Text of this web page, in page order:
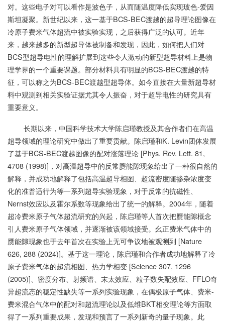
对。这些电子对可以看作是波色子，从而随温度降低实现玻色-爱因
斯坦凝聚。新世纪以来，这一基于BCS-BEC渡越的超导理论图像在
冷原子费米气体超流中被实验实现，之后获得广泛的认可。近年
来，越来越多的新型超导体被制备和发现，因此，如何把人们对
BCS型超导电性的理解扩展到这些令人激动的新型超导材料上是物
理学界的一个重要课题。部分材料具有明显的BCS-BEC渡越的特
征，可以称之为BCS-BEC渡越型超导体。如今直接在大量新超导材
料中观测到相关实验证据尤其令人振奋，对于超导电性的研究具有
重要意义。
长期以来，中国科学技术大学陈启瑾教授及其合作者们在高温
超导领域的理论研究中做出了重要贡献。陈启瑾和K. Levin团体发展
了基于BCS-BEC渡越图像的配对涨落理论 [Phys. Rev. Lett. 81,
4708 (1998)]，对高温超导中的反常赝能隙现象给出了一种很自然的
解释，并成功地解释了包括高温超导相图、超流密度随掺杂浓度变
化的准普适行为等一系列超导实验现象，对于反常的抗磁性、
Nernst效应以及霍尔系数等现象给出了统一的解释。2004年，随着
超冷费米原子气体超流研究的兴起，陈启瑾等人首次把赝能隙概念
引人费米原子气体领域，并逐渐被该领域接受。幺正费米气体中的
赝能隙现象也于去年首次在实验上无可争议地被观测到 [Nature
626, 288 (2024)]。基于这一理论，陈启瑾和合作者成功地解释了冷
原子费米气体的超流相图、热力学相变 [Science 307, 1296
(2005)]、密度分布、射频谱、末太效应、粒子数失配效应、FFLO奇
异超流态的稳定性缺失等一系列实验现象，在偶极原子气体、费米-
费米混合气体中的配对和超流理论以及低维BKT相变理论等方面取
得了一系列重要成果，发现和预言了一系列新奇的量子现象。此